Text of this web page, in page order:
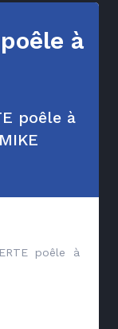
à
poêle à
poêle à